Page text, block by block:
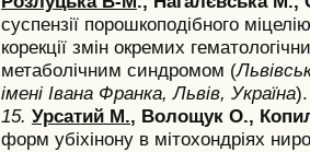
суспензії порошкоподібного
корекції змін окремих
метаболічним синдромом (
імені Івана Франка, Львів, Україна).
15. Урсатий М., Волощук О.,
форм убіхінону в мітохондріях